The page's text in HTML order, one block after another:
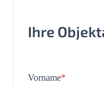
Ihre
Vorname*